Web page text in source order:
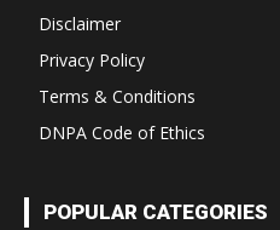
Disclaimer
Privacy Policy
Terms & Conditions
DNPA Code of Ethics
POPULAR CATEGORIES